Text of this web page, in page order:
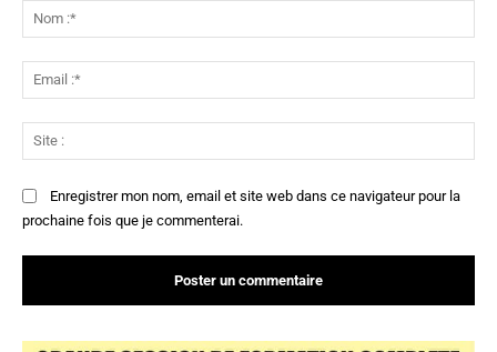
Enregistrer mon nom, email et site web dans ce navigateur pour la
prochaine fois que je commenterai.